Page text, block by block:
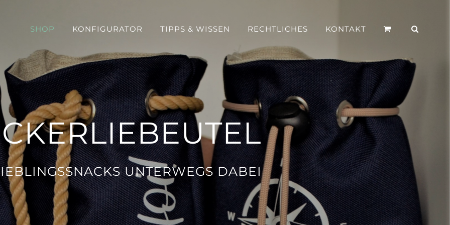
SHOP KONFIGURATOR TIPPS & WISSEN RECHTLICHES KONTAKT
UNTERWEGS DABEI